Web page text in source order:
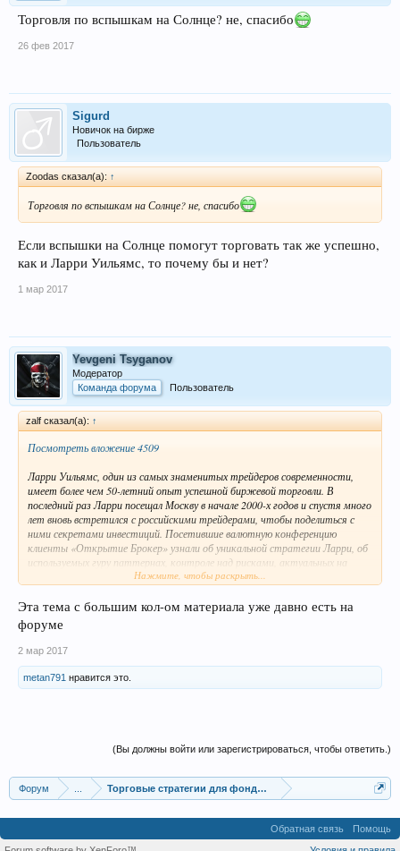
Торговля по вспышкам на Солнце? не, спасибо
26 фев 2017
Sigurd
Новичок на бирже
Пользователь
Zoodas сказал(а): ↑
Торговля по вспышкам на Солнце? не, спасибо
Если вспышки на Солнце помогут торговать так же успешно,
как и Ларри Уильямс, то почему бы и нет?
1 мар 2017
Yevgeni Tsyganov
Модератор
Команда форума
Пользователь
zalf сказал(а): ↑
Посмотреть вложение 4509
Ларри Уильямс, один из самых знаменитых трейдеров современности,
имеет более чем 50-летний опыт успешной биржевой торговли. В
последний раз Ларри посещал Москву в начале 2000-х годов и спустя много
лет вновь встретился с российскими трейдерами, чтобы поделиться с
ними секретами инвестиций. Посетившие валютную конференцию
клиенты «Открытие Брокер» узнали об уникальной стратегии Ларри, об
используемых гуру паттернах, контроле над рисками, актуальных на
данный момент инструментах и, пожалуй, самое важное – о специфике
торговли на российском рынке. Самая полезная и интересная информация
легла в основу данного фильма.
Научитесь торговать, как Ларри Уильямс!
Нажмите, чтобы раскрыть...
Эта тема с большим кол-ом материала уже давно есть на
форуме
2 мар 2017
metan791 нравится это.
(Вы должны войти или зарегистрироваться, чтобы ответить.)
Форум Торговые стратегии для фондовых рынков
Обратная связь
Помощь